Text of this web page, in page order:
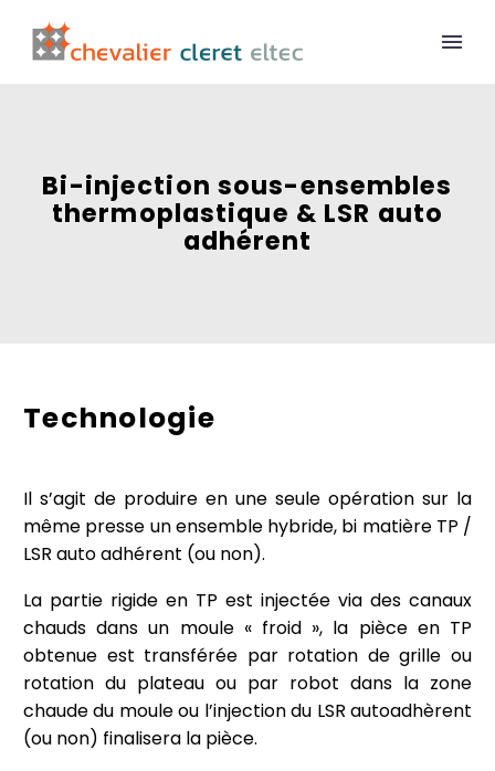
Bi-injection sous-ensembles
thermoplastique & LSR auto
adhérent
Technologie
Il s’agit de produire en une seule opération sur la
même presse un ensemble hybride, bi matière TP /
LSR auto adhérent (ou non).
La partie rigide en TP est injectée via des canaux
chauds dans un moule « froid », la pièce en TP
obtenue est transférée par rotation de grille ou
rotation du plateau ou par robot dans la zone
chaude du moule ou l’injection du LSR autoadhèrent
(ou non) finalisera la pièce.